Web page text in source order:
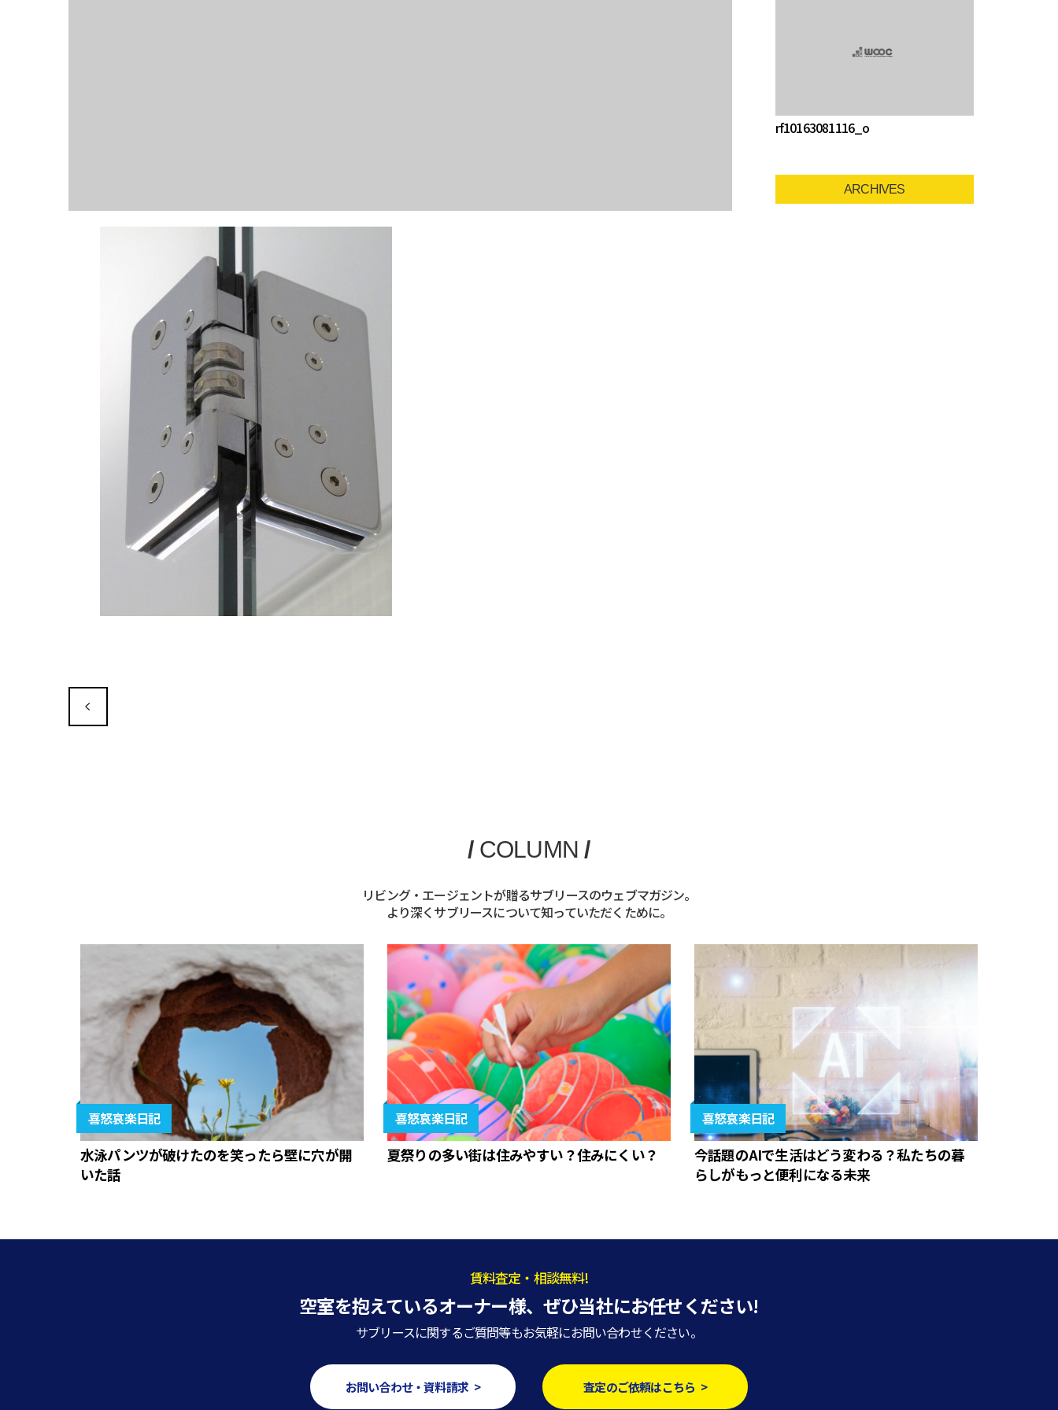
rf10163081116_o
ARCHIVES
/ COLUMN /
リビング・エージェントが贈るサブリースのウェブマガジン。
より深くサブリースについて知っていただくために。
喜怒哀楽日記
水泳パンツが破けたのを笑ったら壁に穴が開
いた話
喜怒哀楽日記
夏祭りの多い街は住みやすい？住みにくい？
喜怒哀楽日記
今話題のAIで生活はどう変わる？私たちの暮
らしがもっと便利になる未来
賃料査定・相談無料!
空室を抱えているオーナー様、ぜひ当社にお任せください!
サブリースに関するご質問等もお気軽にお問い合わせください。
お問い合わせ・資料請求 > 査定のご依頼はこちら >